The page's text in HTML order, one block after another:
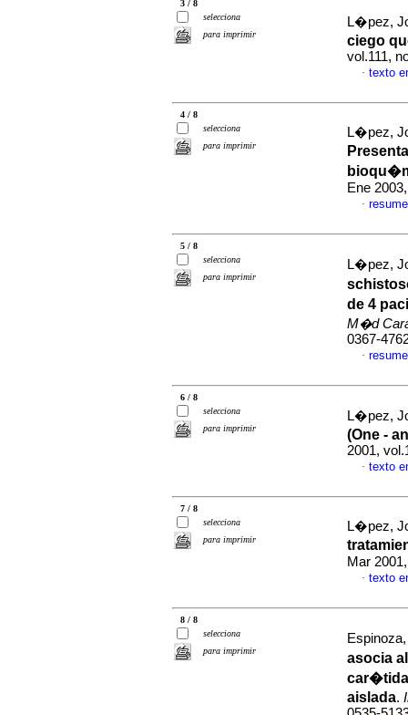
3 / 8
selecciona
para imprimir
L�pez,
ciego
vol.111,
· texto
4 / 8
selecciona
para imprimir
L�pez,
Ene
·
5 / 8
selecciona
para imprimir
L�pez,
de 4
M�d
0367-
·
6 / 8
selecciona
para imprimir
L�pez,
(One -
2001,
· texto
7 / 8
selecciona
para imprimir
L�pez,
Mar
· texto
8 / 8
selecciona
para imprimir
asocia
car�tida
aislada.